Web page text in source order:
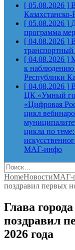
[ 05.08.2026 ]
[ 05.08.2026 ]
программа
[ 04.08.2026 ]
[ 04.08.2026 ]
к наблюдению
Республики
[ 04.08.2026 ]
ЦК «Умный
«Цифровая
цикл
цикла по
МАГ-инфо
Найти:
HomeНовостиМАГ-
поздравил первых
Глава
поздравил
2026 года